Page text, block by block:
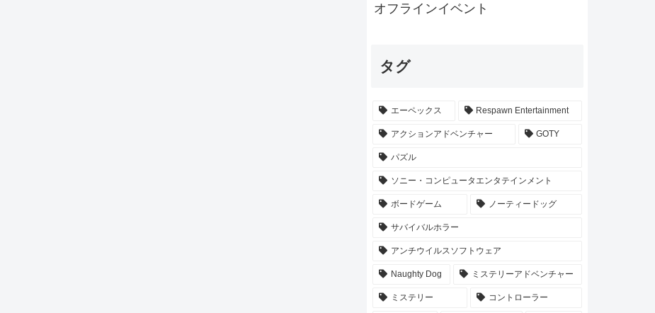
オフラインイベント
タグ
エーペックス Respawn Entertainment
アクションアドベンチャー GOTY
パズル
ソニー・コンピュータエンタテインメント
ボードゲーム ノーティードッグ
サバイバルホラー
アンチウイルスソフトウェア
Naughty Dog ミステリーアドベンチャー
ミステリー コントローラー